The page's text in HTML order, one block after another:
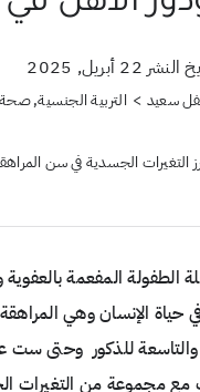
سعيد التربية الجنسية
التغيرات الجسدية في سن
22 أبريل, 2025
الطفولة المفعمة بالعفوية
الإنسان وهي
والتاسعة للذكور وحتى ست
مع مجموعة من التغيرات